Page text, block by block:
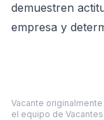
demuestren
empresa y
Vacante
el equipo de